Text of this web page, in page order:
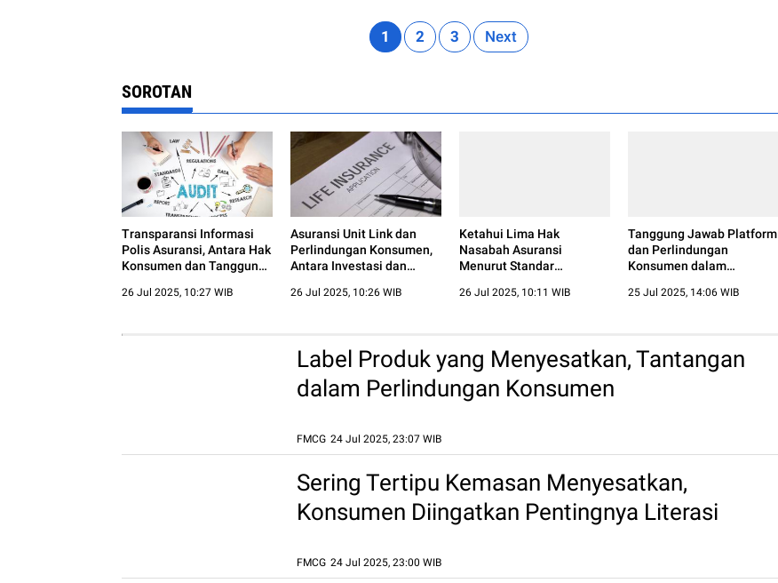
1 2 3 Next
SOROTAN
Transparansi Informasi
Polis Asuransi, Antara Hak
Konsumen dan Tanggung
26 Jul 2025, 10:27 WIB
Asuransi Unit Link dan
Perlindungan Konsumen,
Antara Investasi dan
26 Jul 2025, 10:26 WIB
Ketahui Lima Hak
Nasabah Asuransi
Menurut Standar
26 Jul 2025, 10:11 WIB
Tanggung Jawab Platform
dan Perlindungan
Konsumen dalam
25 Jul 2025, 14:06 WIB
Label Produk yang Menyesatkan, Tantangan
dalam Perlindungan Konsumen
FMCG 24 Jul 2025, 23:07 WIB
Sering Tertipu Kemasan Menyesatkan,
Konsumen Diingatkan Pentingnya Literasi
FMCG 24 Jul 2025, 23:00 WIB